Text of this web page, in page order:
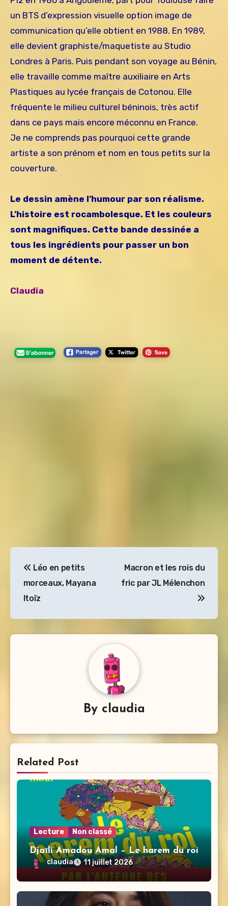
un BTS d’expression visuelle option image de
communication qu’elle obtient en 1988. En 1989,
elle devient graphiste/maquetiste au Studio
Londres à Paris. Puis pendant son voyage au Bénin,
elle travaille comme maître auxiliaire en Arts
Plastiques au lycée français de Cotonou. Elle
fréquente le milieu culturel béninois, très actif
dans ce pays mais encore méconnu en France.
Je ne comprends pas pourquoi cette grande
artiste a son prénom et nom en tous petits sur la
couverture.
Le dessin amène l’humour par son réalisme.
L’histoire est rocambolesque. Et les couleurs
sont magnifiques. Cette bande dessinée a
tous les ingrédients pour passer un bon
moment de détente.
Claudia
de
l’article
Léo en petits
morceaux, Mayana
Itoïz
Macron et les rois du
fric par JL Mélenchon
By claudia
Related Post
Lecture Non classé
Djaïli Amadou Amal – Le harem du roi
claudia 11 juillet 2026